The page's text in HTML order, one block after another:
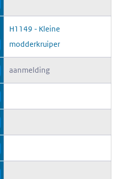
H1149 - Kleine
modderkruiper
aanmelding